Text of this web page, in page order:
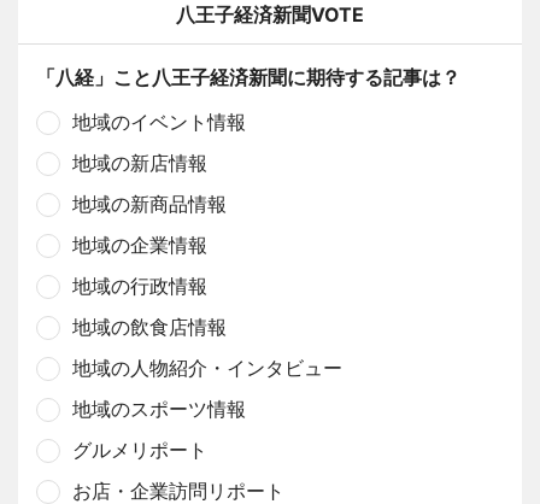
八王子経済新聞VOTE
「八経」こと八王子経済新聞に期待する記事は？
地域のイベント情報
地域の新店情報
地域の新商品情報
地域の企業情報
地域の行政情報
地域の飲食店情報
地域の人物紹介・インタビュー
地域のスポーツ情報
グルメリポート
お店・企業訪問リポート